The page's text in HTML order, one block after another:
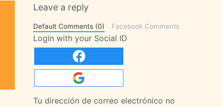
Leave a reply
Default Comments (0) Facebook Comments
Login with your Social ID
Tu dirección de correo electrónico no